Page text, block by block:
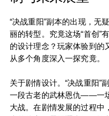
“决战重阳”副本的出现，无
丽的转型。究竟这场“首创”
的设计理念？玩家体验到的
从多个角度深入一探究竟。
关于剧情设计。“决战重阳”
一段古老的武林恩仇——一
大战。在剧情发展的过程中